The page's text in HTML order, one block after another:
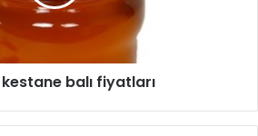
balı fiyatları